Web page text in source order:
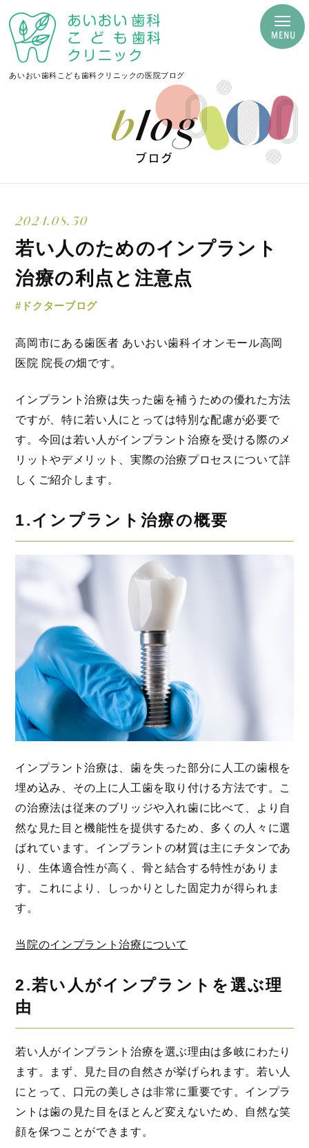
あいおい歯科こども歯科クリニックの医院ブログ
blog
ブログ
2024.08.30
若い人のためのインプラント
治療の利点と注意点
#ドクターブログ
高岡市にある歯医者 あいおい歯科イオンモール高岡
医院 院長の畑です。
インプラント治療は失った歯を補うための優れた方法
ですが、特に若い人にとっては特別な配慮が必要で
す。今回は若い人がインプラント治療を受ける際のメ
リットやデメリット、実際の治療プロセスについて詳
しくご紹介します。
1.インプラント治療の概要
インプラント治療は、歯を失った部分に人工の歯根を
埋め込み、その上に人工歯を取り付ける方法です。こ
の治療法は従来のブリッジや入れ歯に比べて、より自
然な見た目と機能性を提供するため、多くの人々に選
ばれています。インプラントの材質は主にチタンであ
り、生体適合性が高く、骨と結合する特性がありま
す。これにより、しっかりとした固定力が得られま
す。
当院のインプラント治療について
2.若い人がインプラントを選ぶ理
由
若い人がインプラント治療を選ぶ理由は多岐にわたり
ます。まず、見た目の自然さが挙げられます。若い人
にとって、口元の美しさは非常に重要です。インプラ
ントは歯の見た目をほとんど変えないため、自然な笑
顔を保つことができます。